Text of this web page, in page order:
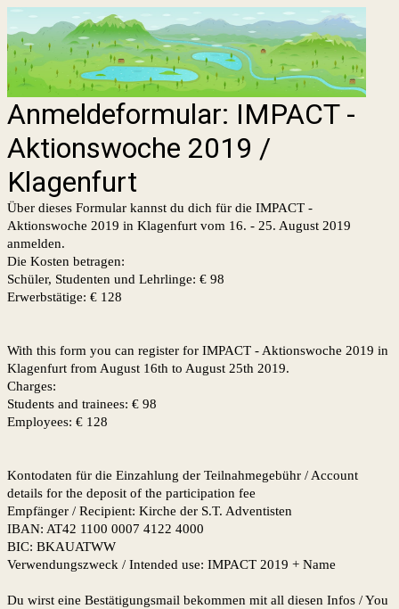
Anmeldeformular: IMPACT -
Aktionswoche 2019 /
Klagenfurt
Über dieses Formular kannst du dich für die IMPACT -
Aktionswoche 2019 in Klagenfurt vom 16. - 25. August 2019
anmelden.
Die Kosten betragen:
Schüler, Studenten und Lehrlinge: € 98
Erwerbstätige: € 128
With this form you can register for IMPACT - Aktionswoche 2019 in
Klagenfurt from August 16th to August 25th 2019.
Charges:
Students and trainees: € 98
Employees: € 128
Kontodaten für die Einzahlung der Teilnahmegebühr / Account
details for the deposit of the participation fee
Empfänger / Recipient: Kirche der S.T. Adventisten
IBAN: AT42 1100 0007 4122 4000
BIC: BKAUATWW
Verwendungszweck / Intended use: IMPACT 2019 + Name
Du wirst eine Bestätigungsmail bekommen mit all diesen Infos / You